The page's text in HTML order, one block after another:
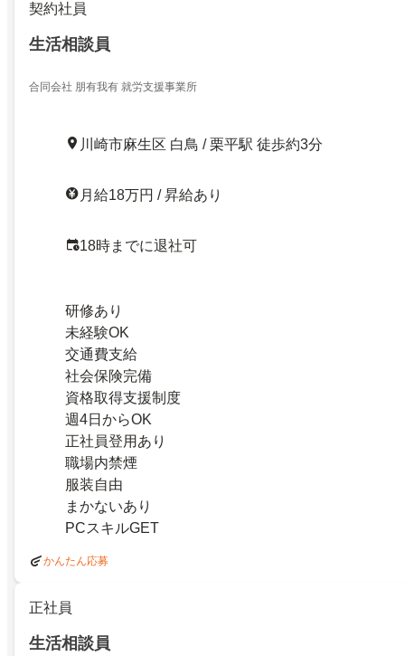
契約社員
生活相談員
合同会社 朋有我有 就労支援事業所
川崎市麻生区 白鳥 / 栗平駅 徒歩約3分
月給18万円 / 昇給あり
18時までに退社可
研修あり
未経験OK
交通費支給
社会保険完備
資格取得支援制度
週4日からOK
正社員登用あり
職場内禁煙
服装自由
まかないあり
PCスキルGET
かんたん応募
正社員
生活相談員